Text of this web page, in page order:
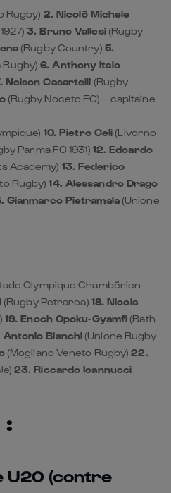
Rugby) 2. Nicolò Michele
3. Bruno Vallesi(Rugby
(Rugby Country) 5.
Rugby)6. Anthony Italo
Nelson Casartelli (Rugby
(Rugby Noceto FC) – capitaine
10. Pietro Celi (Livorno
Parma FC 1931) 12. Edoardo
Academy) 13. Federico
Rugby)14. Alessandro Drago
Gianmarco Pietramala(Unione
Olympique Chambérien
(Rugby Petrarca) 18. Nicola
19. Enoch Opoku-Gyamfi (Bath
Antonio Bianchi (Unione Rugby
(Mogliano Veneto Rugby)22.
23. Riccardo Ioannucci
U20 (contre